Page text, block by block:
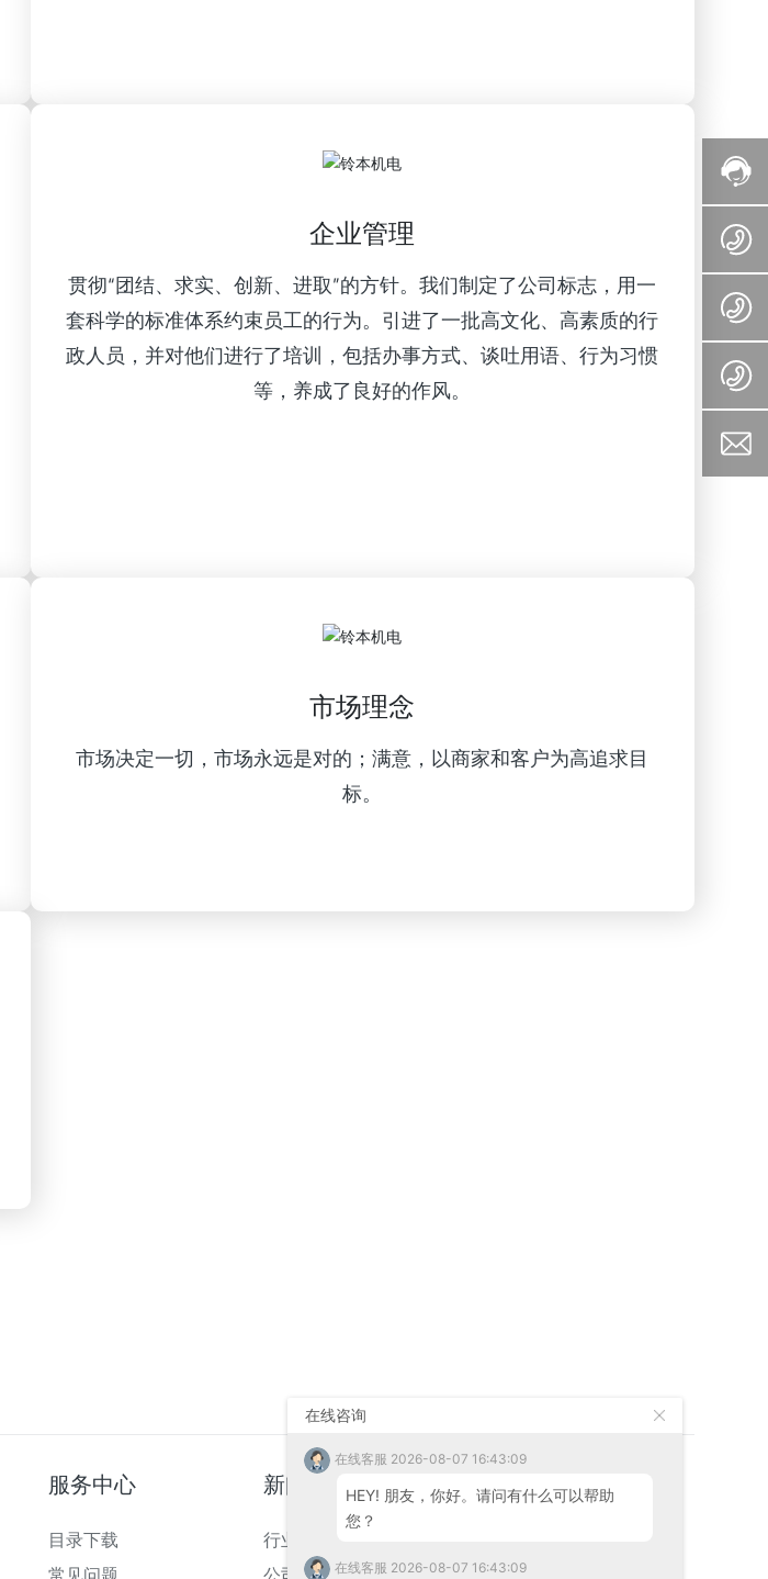
企业管理
贯彻“团结、求实、创新、进取”的方针。我们制定了公司标志，用一
套科学的标准体系约束员工的行为。引进了一批高文化、高素质的行
政人员，并对他们进行了培训，包括办事方式、谈吐用语、行为习惯
等，养成了良好的作风。
市场理念
市场决定一切，市场永远是对的；满意，以商家和客户为高追求目
标。
服务中心
目录下载
新闻资讯
行业新闻
联系我们
在线咨询
在线客服 2026-08-07 16:43:09
HEY! 朋友，你好。请问有什么可以帮助
您？
在线客服 2026-08-07 16:43:09